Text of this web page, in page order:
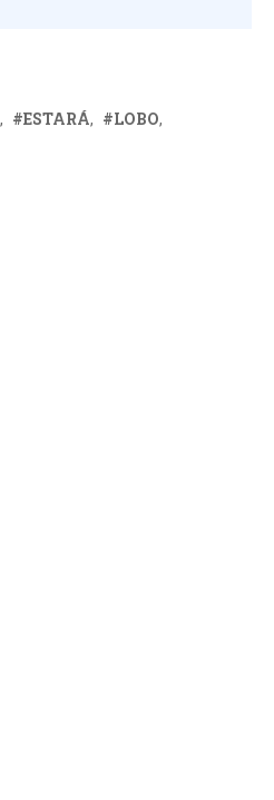
ESTARÁ
LOBO